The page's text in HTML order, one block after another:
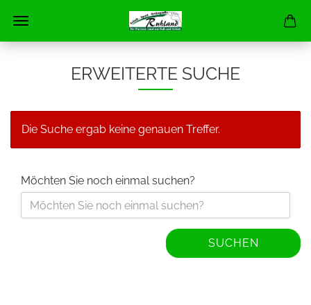
ERWEITERTE SUCHE
Die Suche ergab keine genauen Treffer.
Möchten Sie noch einmal suchen?
SUCHEN